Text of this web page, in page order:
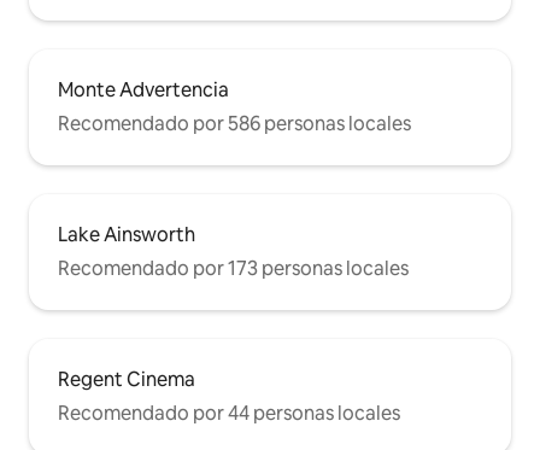
Monte Advertencia
Recomendado por 586 personas locales
Lake Ainsworth
Recomendado por 173 personas locales
Regent Cinema
Recomendado por 44 personas locales